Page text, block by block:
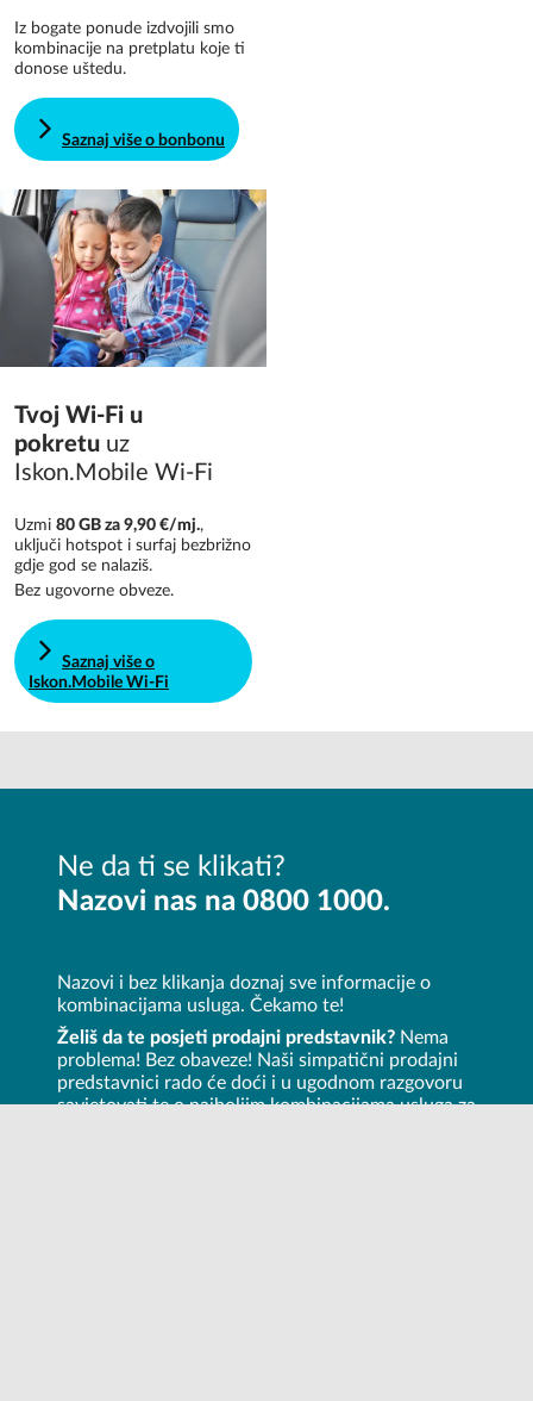
Iz bogate ponude izdvojili smo
kombinacije na pretplatu koje ti
donose uštedu.
Saznaj više o bonbonu
Tvoj Wi-Fi u
pokretu uz
Iskon.Mobile Wi-Fi
Uzmi 80 GB za 9,90 €/mj.,
uključi hotspot i surfaj bezbrižno
gdje god se nalaziš.
Bez ugovorne obveze.
Saznaj više o
Iskon.Mobile Wi-Fi
Ne da ti se klikati?
Nazovi nas na 0800 1000.
Nazovi i bez klikanja doznaj sve informacije o
kombinacijama usluga. Čekamo te!
Želiš da te posjeti prodajni predstavnik? Nema
problema! Bez obaveze! Naši simpatični prodajni
predstavnici rado će doći i u ugodnom razgovoru
savjetovati te o najboljim kombinacijama usluga za